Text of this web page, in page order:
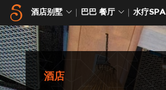
酒店别墅 巴巴 餐厅 水疗SPA
酒店